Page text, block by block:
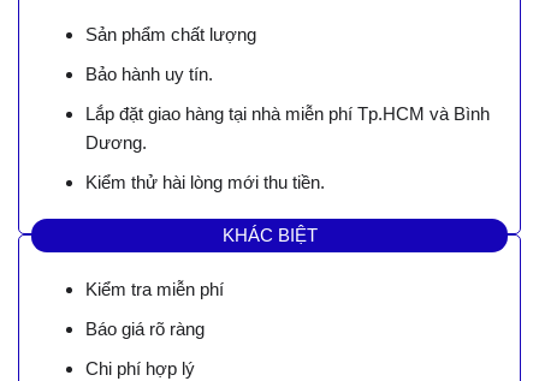
Sản phẩm chất lượng
Bảo hành uy tín.
Lắp đặt giao hàng tại nhà miễn phí Tp.HCM và Bình
Dương.
Kiểm thử hài lòng mới thu tiền.
KHÁC BIỆT
Kiểm tra miễn phí
Báo giá rõ ràng
Chi phí hợp lý